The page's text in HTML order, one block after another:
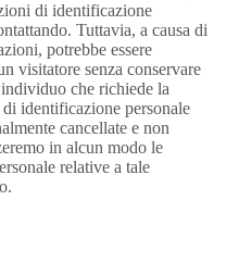
di identificazione
Tuttavia, a causa di
potrebbe essere
visitatore senza conservare
che richiede la
identificazione personale
cancellate e non
in alcun modo le
relative a tale